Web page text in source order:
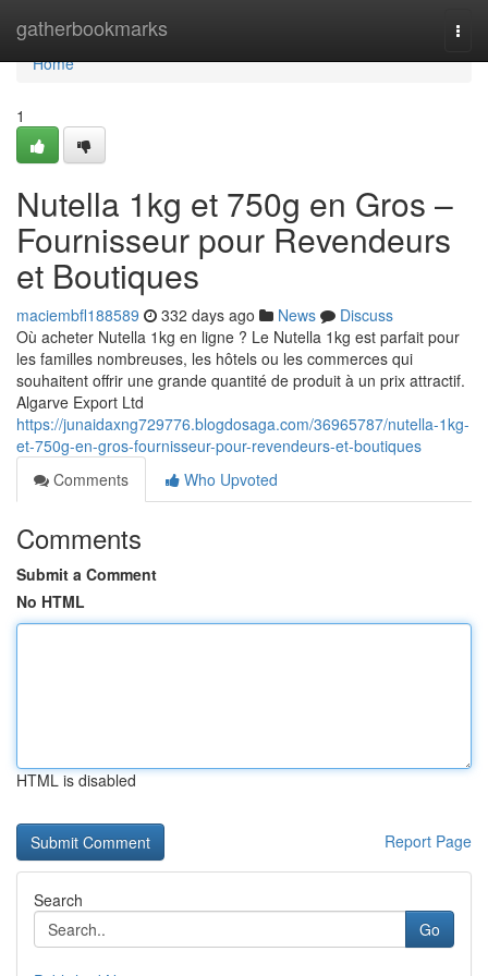
gatherbookmarks
Home
Home
1
Nutella 1kg et 750g en Gros –
Fournisseur pour Revendeurs
et Boutiques
maciembfl188589 332 days ago News
Discuss
Où acheter Nutella 1kg en ligne ? Le Nutella 1kg est parfait pour
les familles nombreuses, les hôtels ou les commerces qui
souhaitent offrir une grande quantité de produit à un prix attractif.
Algarve Export Ltd
https://junaidaxng729776.blogdosaga.com/36965787/nutella-1kg-
et-750g-en-gros-fournisseur-pour-revendeurs-et-boutiques
Comments
Who Upvoted
Comments
Submit a Comment
No HTML
HTML is disabled
Report Page
Search
Go